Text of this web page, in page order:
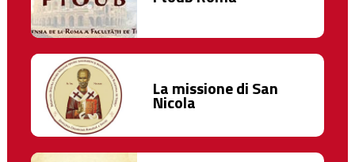
La missione di San
Nicola